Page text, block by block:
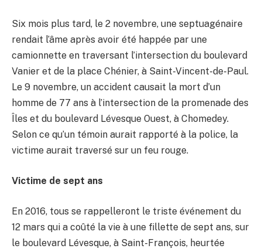
Six mois plus tard, le 2 novembre, une septuagénaire
rendait l’âme après avoir été happée par une
camionnette en traversant l’intersection du boulevard
Vanier et de la place Chénier, à Saint-Vincent-de-Paul.
Le 9 novembre, un accident causait la mort d’un
homme de 77 ans à l’intersection de la promenade des
Îles et du boulevard Lévesque Ouest, à Chomedey.
Selon ce qu’un témoin aurait rapporté à la police, la
victime aurait traversé sur un feu rouge.
Victime de sept ans
En 2016, tous se rappelleront le triste événement du
12 mars qui a coûté la vie à une fillette de sept ans, sur
le boulevard Lévesque, à Saint-François, heurtée